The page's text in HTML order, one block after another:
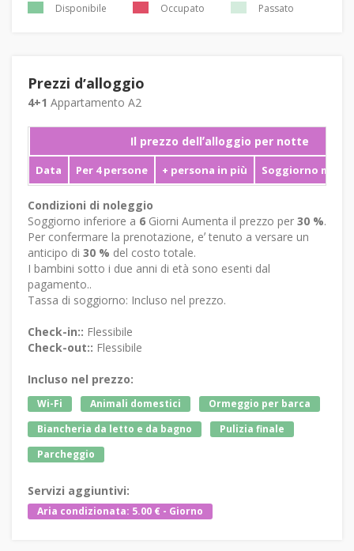
Disponibile Occupato Passato
Prezzi dʼalloggio
4+1 Appartamento A2
Il prezzo dellʼalloggio per notte
Data Per 4 persone + persona in più Soggiorno
Condizioni di noleggio
Soggiorno inferiore a 6 Giorni Aumenta il prezzo per 30 %.
Per confermare la prenotazione, eʼ tenuto a versare un
anticipo di 30 % del costo totale.
I bambini sotto i due anni di età sono esenti dal
pagamento..
Tassa di soggiorno: Incluso nel prezzo.
Check-in:: Flessibile
Check-out:: Flessibile
Incluso nel prezzo:
Wi-Fi Animali domestici
Ormeggio per barca
Biancheria da letto e da bagno
Pulizia finale
Parcheggio
Servizi aggiuntivi:
Aria condizionata: 5.00 € - Giorno